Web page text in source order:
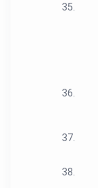
35.
36.
37.
38.